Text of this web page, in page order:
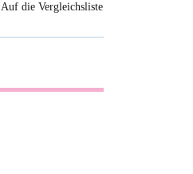
Auf die Vergleichsliste